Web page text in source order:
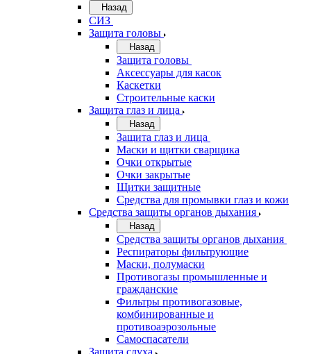
Назад
СИЗ
Защита головы
Назад
Защита головы
Аксессуары для касок
Каскетки
Строительные каски
Защита глаз и лица
Назад
Защита глаз и лица
Маски и щитки сварщика
Очки открытые
Очки закрытые
Щитки защитные
Средства для промывки глаз и кожи
Средства защиты органов дыхания
Назад
Средства защиты органов дыхания
Респираторы фильтрующие
Маски, полумаски
Противогазы промышленные и
гражданские
Фильтры противогазовые,
комбинированные и
противоаэрозольные
Самоспасатели
Защита слуха